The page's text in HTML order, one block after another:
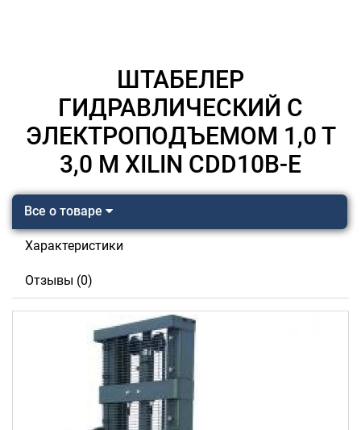
ШТАБЕЛЕР
ГИДРАВЛИЧЕСКИЙ С
ЭЛЕКТРОПОДЪЕМОМ 1,0 Т
3,0 М XILIN CDD10B-E
Все о товаре
Характеристики
Отзывы (0)